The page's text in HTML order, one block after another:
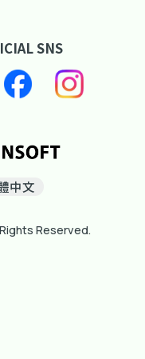
SNS
中文
Reserved.